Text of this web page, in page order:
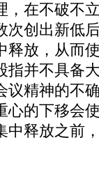
，在不破不
次创出新低
释放，从而
指并不具备
议精神的不
心的下移会
中释放之前